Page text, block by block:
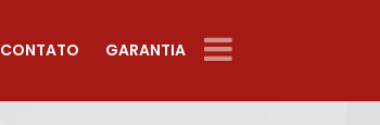
CONTATO GARANTIA